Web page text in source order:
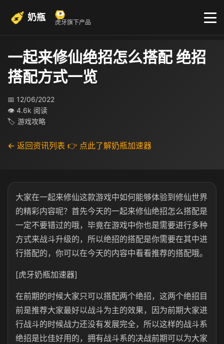
奶瓶 虎牙旗下产品
一起来修仙绝招怎么搭配 绝招
搭配方式一览
📅 12/06/2022
👁 4.6k 阅读
🏷 游戏攻略
← 返回资讯列表 👉 点此了解奶瓶加速器
大家在一起来修仙这款游戏中如何能够体验到修仙世界
的精彩内容呢？首先今天的一起来修仙绝招怎么搭配是
一定不要错过的哦，毕竟在游戏中你也是需要进行多种
方式来战斗升级的，所以绝招的搭配是你需要在其中进
行搭配的，你可以在今天的内容中看看推荐的搭配哦。
[虎牙奶瓶加速器]
在前期的时候大家只可以搭配两个绝招，这两个绝招目
前是推荐大家最好以战斗为主的效果，因为前期大家进
行战斗的时候战力还没有发展完全，所以这样的战斗系
绝招是比佳好用的，拥有战斗系的决战前期可以为大家